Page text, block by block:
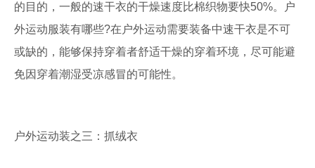
的目的，一般的速干衣的干燥速度比棉织物要快50%。户
外运动服装有哪些?在户外运动需要装备中速干衣是不可
或缺的，能够保持穿着者舒适干燥的穿着环境，尽可能避
免因穿着潮湿受凉感冒的可能性。
户外运动装之三：抓绒衣